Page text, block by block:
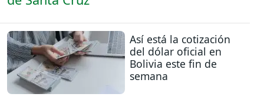
Así está la cotización
del dólar oficial en
Bolivia este fin de
semana